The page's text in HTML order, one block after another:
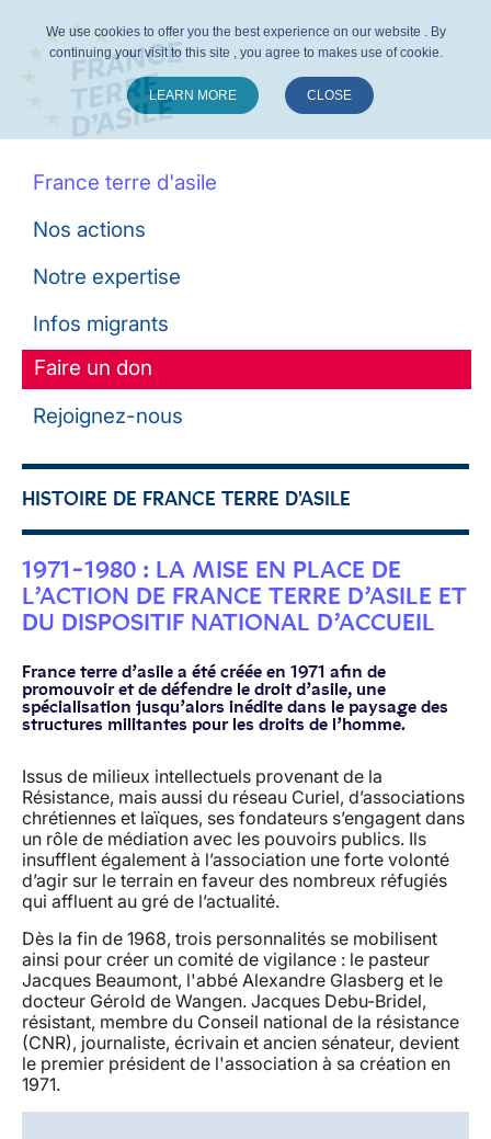
France terre d'asile
Nos actions
Notre expertise
Infos migrants
Faire un don
Rejoignez-nous
HISTOIRE DE FRANCE TERRE D'ASILE
1971-1980 : LA MISE EN PLACE DE
L’ACTION DE FRANCE TERRE D’ASILE ET
DU DISPOSITIF NATIONAL D’ACCUEIL
France terre d’asile a été créée en 1971 afin de
promouvoir et de défendre le droit d’asile, une
spécialisation jusqu’alors inédite dans le paysage des
structures militantes pour les droits de l’homme.
Issus de milieux intellectuels provenant de la
Résistance, mais aussi du réseau Curiel, d’associations
chrétiennes et laïques, ses fondateurs s’engagent dans
un rôle de médiation avec les pouvoirs publics. Ils
insufflent également à l’association une forte volonté
d’agir sur le terrain en faveur des nombreux réfugiés
qui affluent au gré de l’actualité.
Dès la fin de 1968, trois personnalités se mobilisent
ainsi pour créer un comité de vigilance : le pasteur
Jacques Beaumont, l'abbé Alexandre Glasberg et le
docteur Gérold de Wangen. Jacques Debu-Bridel,
résistant, membre du Conseil national de la résistance
(CNR), journaliste, écrivain et ancien sénateur, devient
le premier président de l'association à sa création en
1971.
We use cookies to offer you the best experience on our website . By
continuing your visit to this site , you agree to makes use of cookie.
LEARN MORE CLOSE